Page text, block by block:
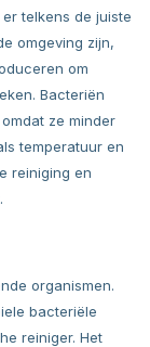
telkens de juiste
omgeving zijn,
om
Bacteriën
ze minder
temperatuur en
reiniging en
organismen.
bacteriële
reiniger. Het